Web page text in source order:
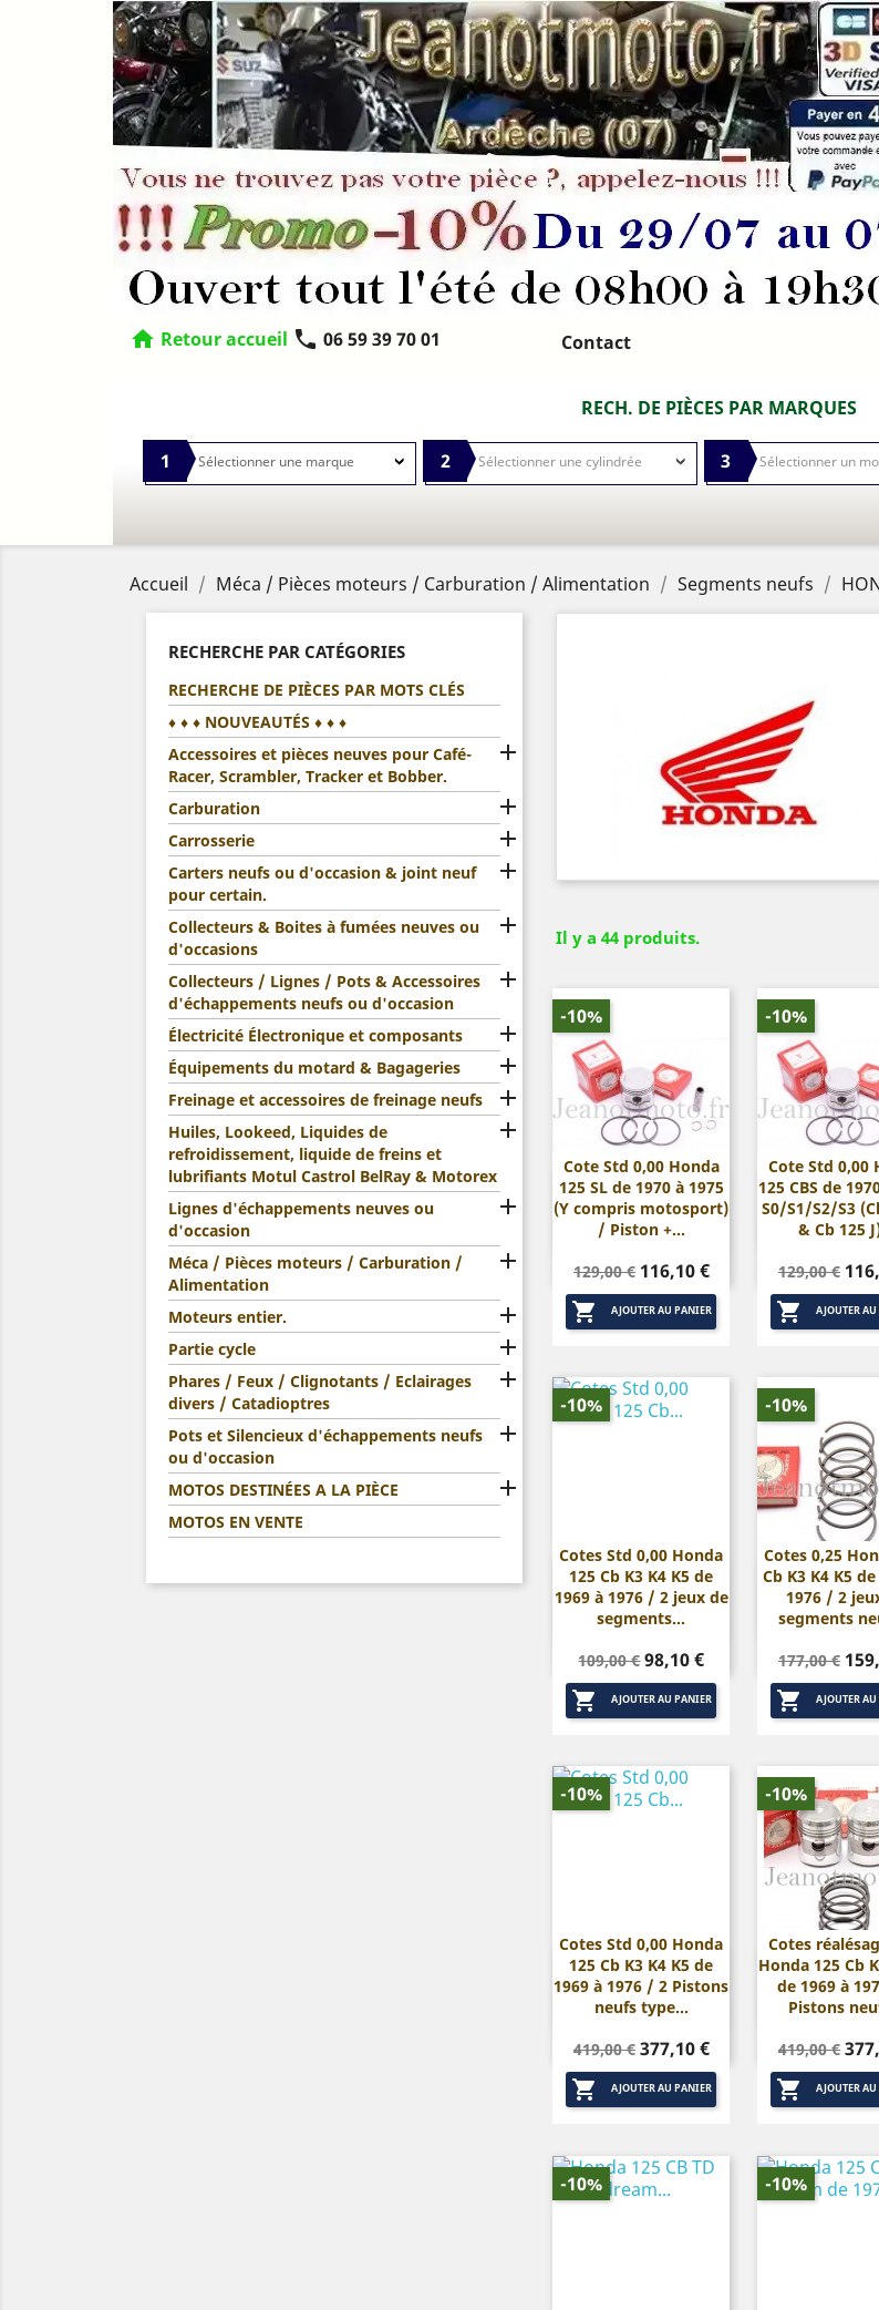
home Retour accueil phone 06 59 39 70 01 Contact
RECH. DE PIÈCES PAR MARQUES
1 2 3
Accueil Méca / Pièces moteurs / Carburation / Alimentation Segments neufs
RECHERCHE PAR CATÉGORIES
RECHERCHE DE PIÈCES PAR MOTS CLÉS
♦ ♦ ♦ NOUVEAUTÉS ♦ ♦ ♦
Accessoires et pièces neuves pour Café-
Racer, Scrambler, Tracker et Bobber.

Carburation 
Carrosserie 
Carters neufs ou d'occasion & joint neuf
pour certain.

Collecteurs & Boites à fumées neuves ou
d'occasions

Collecteurs / Lignes / Pots & Accessoires
d'échappements neufs ou d'occasion

Électricité Électronique et composants 
Équipements du motard & Bagageries 
Freinage et accessoires de freinage neufs 
Huiles, Lookeed, Liquides de
refroidissement, liquide de freins et
lubrifiants Motul Castrol BelRay & Motorex

Lignes d'échappements neuves ou
d'occasion

Méca / Pièces moteurs / Carburation /
Alimentation

Moteurs entier. 
Partie cycle 
Phares / Feux / Clignotants / Eclairages
divers / Catadioptres

Pots et Silencieux d'échappements neufs
ou d'occasion

MOTOS DESTINÉES A LA PIÈCE 
MOTOS EN VENTE
Il y a 44 produits.
Cote Std 0,00 Honda
125 SL de 1970 à 1975
(Y compris motosport)
/ Piston +...
Prix
de
base
129,00 € Prix
116,10 €
 AJOUTER AU PANIER
-10%
Aperçu rapide
Cote Std 0,00
125 CBS de
S0/S1/S2/S3
& Cb 125
Prix
de
base
129,00 € Prix
 AJOUTER
-10%
Aperçu
Cotes Std 0,00 Honda
125 Cb K3 K4 K5 de
1969 à 1976 / 2 jeux de
segments...
Prix
de
base
109,00 €Prix
98,10 €
 AJOUTER AU PANIER
-10%
Aperçu rapide
Cotes 0,25
Cb K3 K4 K5
1976 / 2
segments
Prix
de
base
177,00 € Prix
 AJOUTER
-10%
Aperçu
Cotes Std 0,00 Honda
125 Cb K3 K4 K5 de
1969 à 1976 / 2 Pistons
neufs type...
Prix
de
base
419,00 € Prix
377,10 €
 AJOUTER AU PANIER
-10%
Aperçu rapide
Cotes
Honda 125 Cb
de 1969 à
Pistons
Prix
de
base
419,00 € Prix
 AJOUTER
-10%
Aperçu
-10% -10%